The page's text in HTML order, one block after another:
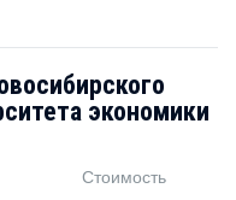
экономики
Стоимость